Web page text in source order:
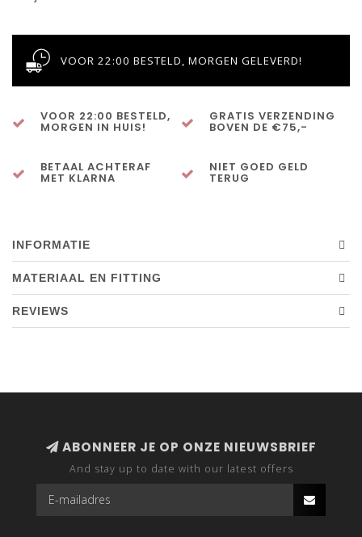
VOOR 22:00 BESTELD, MORGEN GELEVERD!
VOOR 22:00 BESTELD,
MORGEN IN HUIS!
GRATIS VERZENDING
BOVEN DE €75,-
BETAAL ACHTERAF
MET KLARNA
NIET GOED GELD
TERUG
INFORMATIE
MATERIAAL EN FITTING
REVIEWS
ABONNEER JE OP ONZE NIEUWSBRIEF
And stay up to date with our latest offers